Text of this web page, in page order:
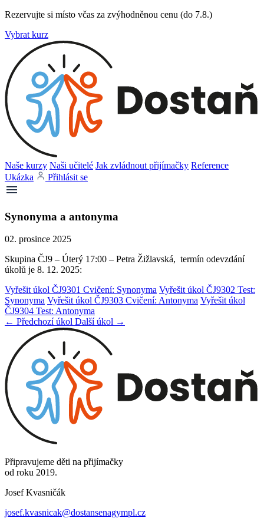
Rezervujte si místo včas za zvýhodněnou cenu (do 7.8.)
Vybrat kurz
Naše kurzy Naši učitelé Jak zvládnout přijímačky Reference
Ukázka
Přihlásit se
Synonyma a antonyma
02. prosince 2025
Skupina ČJ9 – Úterý 17:00 – Petra Žižlavská, termín odevzdání
úkolů je 8. 12. 2025:
Vyřešit úkol ČJ9301 Cvičení: Synonyma Vyřešit úkol ČJ9302 Test:
Synonyma Vyřešit úkol ČJ9303 Cvičení: Antonyma Vyřešit úkol
ČJ9304 Test: Antonyma
← Předchozí úkol Další úkol →
Připravujeme děti na přijímačky
od roku 2019.
Josef Kvasničák
josef.kvasnicak@dostansenagympl.cz